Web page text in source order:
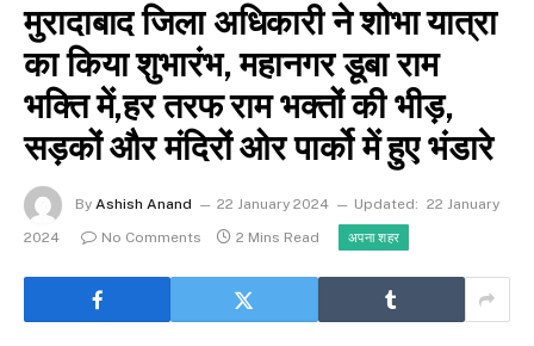
मुरादाबाद जिला अधिकारी ने शोभा यात्रा
का किया शुभारंभ, महानगर डूबा राम
भक्ति में,हर तरफ राम भक्तों की भीड़,
सड़कों और मंदिरों ओर पार्को में हुए भंडारे
By Ashish Anand 22 January 2024 Updated: 22 January
2024
No Comments 2 Mins Read अपना शहर